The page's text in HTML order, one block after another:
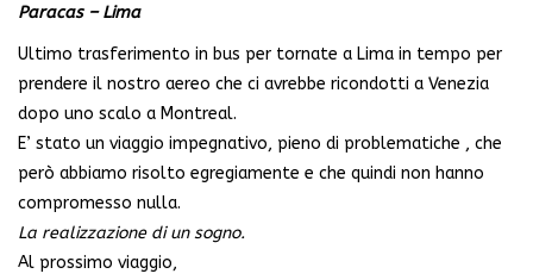
Paracas – Lima
Ultimo trasferimento in bus per tornate a Lima in tempo per
prendere il nostro aereo che ci avrebbe ricondotti a Venezia
dopo uno scalo a Montreal.
E’ stato un viaggio impegnativo, pieno di problematiche , che
però abbiamo risolto egregiamente e che quindi non hanno
compromesso nulla.
La realizzazione di un sogno.
Al prossimo viaggio,